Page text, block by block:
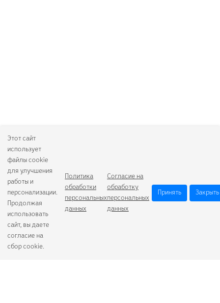
Этот сайт
использует
файлы cookie
для улучшения
работы и
персонализации.
Продолжая
использовать
сайт, вы даете
согласие на
сбор cookie.
Политика
обработки
персональных
данных
Согласие на
обработку
персональных
данных
Принять Закрыть